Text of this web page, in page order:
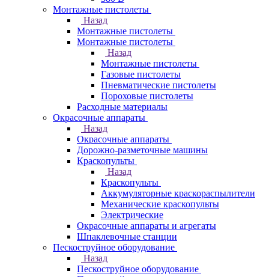
Монтажные пистолеты
Назад
Монтажные пистолеты
Монтажные пистолеты
Назад
Монтажные пистолеты
Газовые пистолеты
Пневматические пистолеты
Пороховые пистолеты
Расходные материалы
Окрасочные аппараты
Назад
Окрасочные аппараты
Дорожно-разметочные машины
Краскопульты
Назад
Краскопульты
Аккумуляторные краскораспылители
Механические краскопульты
Электрические
Окрасочные аппараты и агрегаты
Шпаклевочные станции
Пескоструйное оборудование
Назад
Пескоструйное оборудование